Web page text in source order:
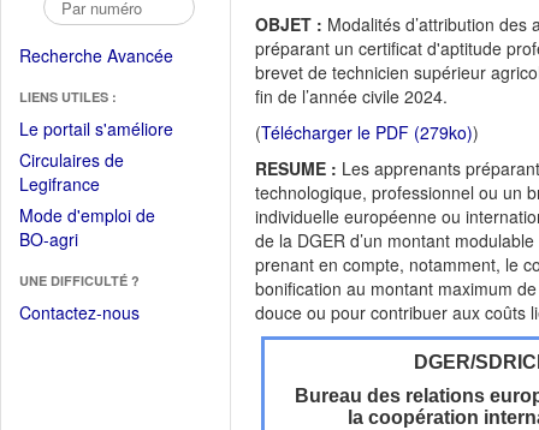
Recherche Avancée
LIENS UTILES :
Le portail s'améliore(Fichier
Circulaires de
Legifrance(Ouvrir
dans
une
fenêtre)
Mode d'emploi de
BO-agri(Ouvrir
une
nouvelle
UNE DIFFICULTÉ ?
Contactez-nous
OBJET : Modalités d’attribution
préparant un certificat d'aptitude
brevet de technicien supérieur
fin de l’année civile 2024.
(Télécharger le PDF (279ko))
RESUME : Les apprenants
technologique, professionnel ou un
individuelle européenne ou
de la DGER d’un montant
prenant en compte, notamment, le
bonification au montant maximum
douce ou pour contribuer aux coûts
DGER/
Bureau des relations
la coopération